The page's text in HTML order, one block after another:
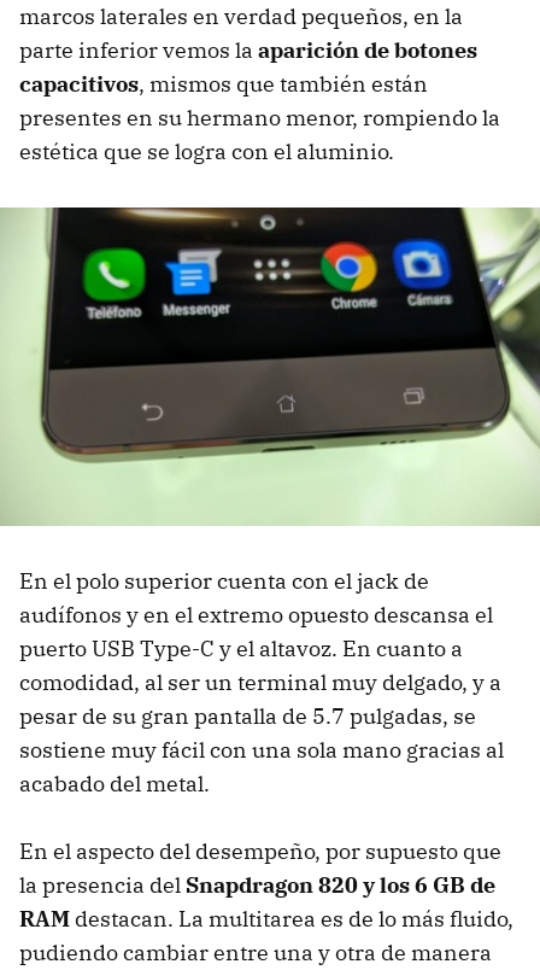
marcos laterales en verdad pequeños, en la
parte inferior vemos la aparición de botones
capacitivos, mismos que también están
presentes en su hermano menor, rompiendo la
estética que se logra con el aluminio.
En el polo superior cuenta con el jack de
audífonos y en el extremo opuesto descansa el
puerto USB Type-C y el altavoz. En cuanto a
comodidad, al ser un terminal muy delgado, y a
pesar de su gran pantalla de 5.7 pulgadas, se
sostiene muy fácil con una sola mano gracias al
acabado del metal.
En el aspecto del desempeño, por supuesto que
la presencia del Snapdragon 820 y los 6 GB de
RAM destacan. La multitarea es de lo más fluido,
pudiendo cambiar entre una y otra de manera